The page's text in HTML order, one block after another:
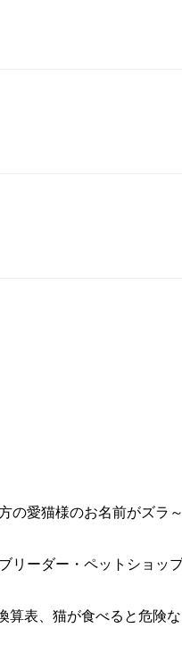
の愛猫様のお名前がズラ～
ーダー・ペットショッ
表、猫が食べると危険